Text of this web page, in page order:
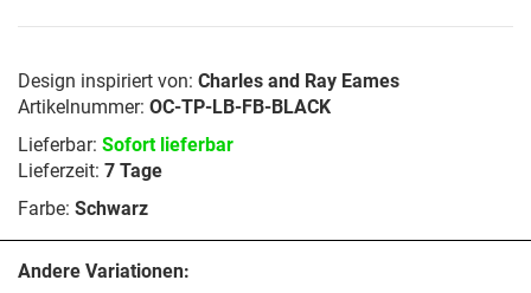
Design inspiriert von: Charles and Ray Eames
Artikelnummer: OC-TP-LB-FB-BLACK
Lieferbar: Sofort lieferbar
Lieferzeit: 7 Tage
Farbe: Schwarz
Andere Variationen: